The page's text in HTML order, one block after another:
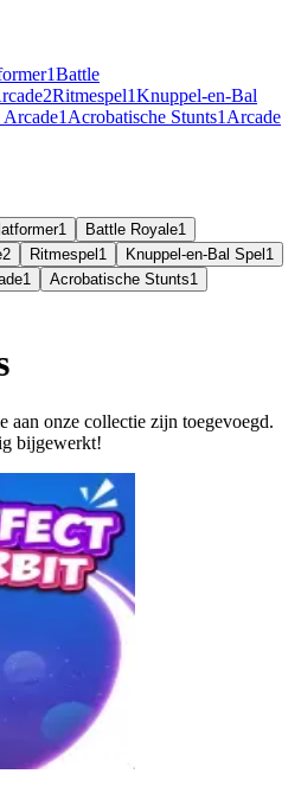
1Battle
2Ritmespel1Knuppel-en-Bal
Arcade1 Acrobatische Stunts1 Arcade
1 Battle Royale1
2 Ritmespel 1 Knuppel-en-Bal Spel 1
1 Acrobatische Stunts1
aan onze collectie zijn toegevoegd.
bijgewerkt!